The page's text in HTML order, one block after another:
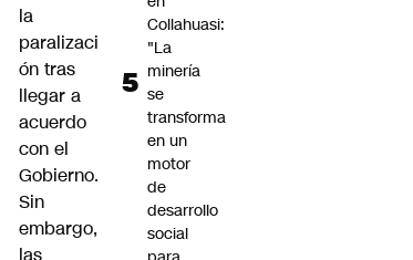
la
paralizaci
ón tras
llegar a
acuerdo
con el
Gobierno.
Sin
embargo,
Collahuasi:
"La
minería
se
transforma
en un
motor
de
desarrollo
social